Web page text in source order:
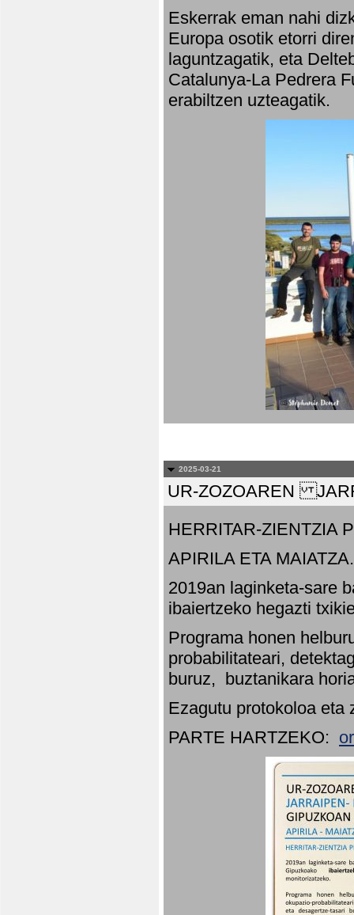
Eskerrak eman nahi
Europa osotik etorri
laguntzagatik, eta
Catalunya-La Pedrera
erabiltzen uzteagatik.
2025-03-21
UR-ZOZOAREN
HERRITAR-ZIENTZIA
APIRILA ETA MAIATZA.
2019an laginketa-sare
ibaiertzeko hegazti
Programa honen
probabilitateari,
buruz, buztanikara
Ezagutu protokoloa eta
PARTE HARTZEKO: